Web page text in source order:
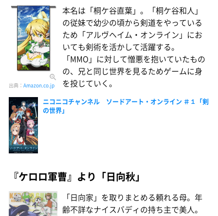
出典： Amazon.co.jp
本名は「桐ケ谷直葉」。「桐ケ谷和人」
の従妹で幼少の頃から剣道をやっている
ため「アルヴヘイム・オンライン」にお
いても剣術を活かして活躍する。
「MMO」に対して憎悪を抱いていたもの
の、兄と同じ世界を見るためゲームに身
を投じていく。
ニコニコチャンネル ソードアート・オンライン ＃１「剣
の世界」
『ケロロ軍曹』より「日向秋」
「日向家」を取りまとめる頼れる母。年
齢不詳なナイスバディの持ち主で美人。